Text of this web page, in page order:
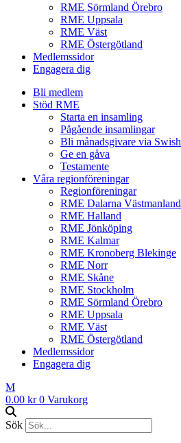
RME Sörmland Örebro
RME Uppsala
RME Väst
RME Östergötland
Medlemssidor
Engagera dig
Bli medlem
Stöd RME
Starta en insamling
Pågående insamlingar
Bli månadsgivare via Swish
Ge en gåva
Testamente
Våra regionföreningar
Regionföreningar
RME Dalarna Västmanland
RME Halland
RME Jönköping
RME Kalmar
RME Kronoberg Blekinge
RME Norr
RME Skåne
RME Stockholm
RME Sörmland Örebro
RME Uppsala
RME Väst
RME Östergötland
Medlemssidor
Engagera dig
M
0.00 kr 0 Varukorg
Sök